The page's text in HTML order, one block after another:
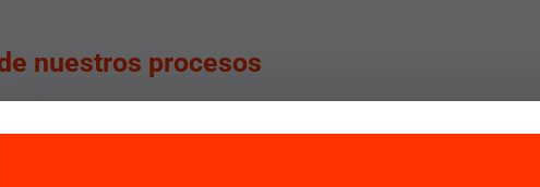
nuestros procesos
del cliente y una forma de asegurarnos esta misión es
Por ello implantamos un sistema de gestión de la Calidad